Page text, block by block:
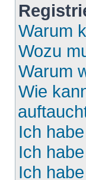
Warum
Wozu
Warum
Wie
Ich
Ich
Ich